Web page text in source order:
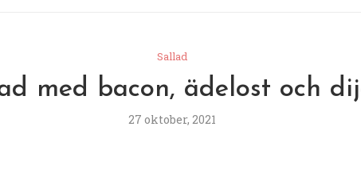
Sallad
med bacon, ädelost och
27 oktober, 2021